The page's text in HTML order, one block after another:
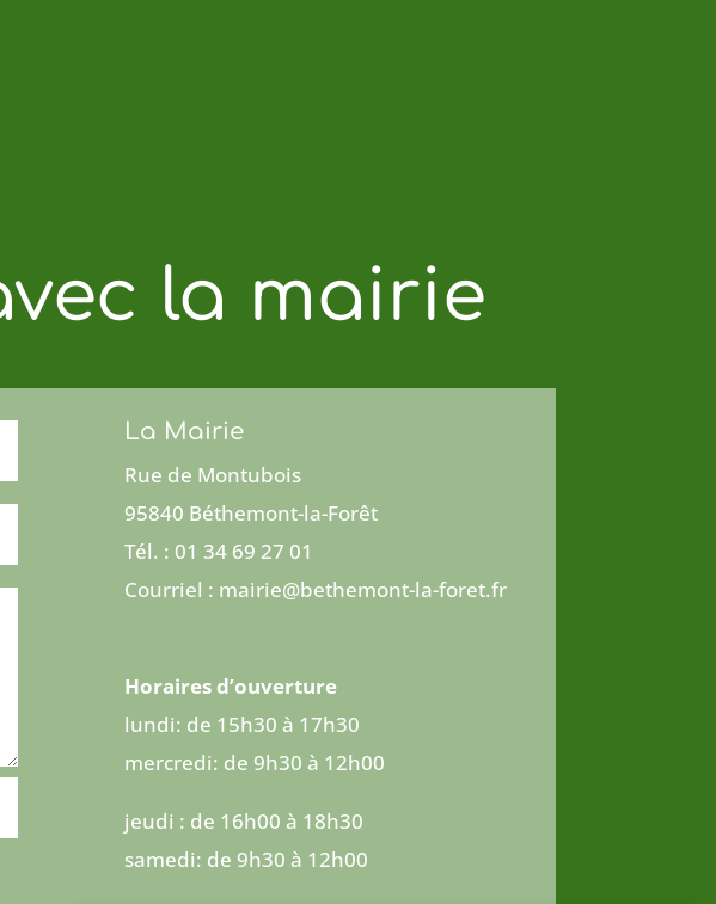
la mairie
La Mairie
Rue de Montubois
95840 Béthemont-la-Forêt
Tél. : 01 34 69 27 01
Courriel : mairie@bethemont-la-foret.fr
Horaires d’ouverture
lundi: de 15h30 à 17h30
mercredi: de 9h30 à 12h00
jeudi : de 16h00 à 18h30
samedi: de 9h30 à 12h00